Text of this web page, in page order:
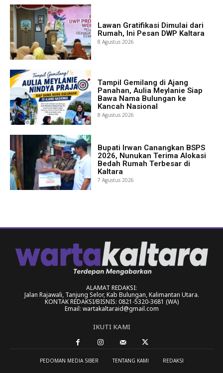
Lawan Gratifikasi Dimulai dari
Rumah, Ini Pesan DWP Kaltara
8 Agustus 2026
Tampil Gemilang di Ajang
Panahan, Aulia Meylanie Siap
Bawa Nama Bulungan ke
Kancah Nasional
8 Agustus 2026
Bupati Irwan Canangkan BSPS
2026, Nunukan Terima Alokasi
Bedah Rumah Terbesar di
Kaltara
7 Agustus 2026
ALAMAT REDAKSI:
Jalan Rajawali, Tanjung Selor, Kab Bulungan, Kalimantan Utara.
KONTAK REDAKSI/BISNIS: 0821-5320-3681 (WA)
Email: wartakaltaraid@gmail.com
IKUTI KAMI
PEDOMAN MEDIA SIBER TENTANG KAMI REDAKSI